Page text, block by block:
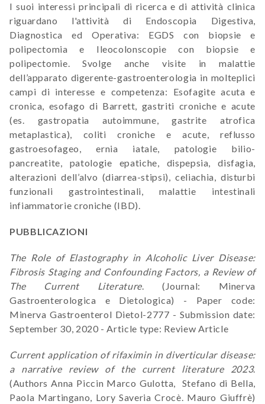
I suoi interessi principali di ricerca e di attività clinica
riguardano l'attività di Endoscopia Digestiva,
Diagnostica ed Operativa: EGDS con biopsie e
polipectomia e Ileocolonscopie con biopsie e
polipectomie. Svolge anche visite in malattie
dell’apparato digerente-gastroenterologia in molteplici
campi di interesse e competenza: Esofagite acuta e
cronica, esofago di Barrett, gastriti croniche e acute
(es. gastropatia autoimmune, gastrite atrofica
metaplastica), coliti croniche e acute, reflusso
gastroesofageo, ernia iatale, patologie bilio-
pancreatite, patologie epatiche, dispepsia, disfagia,
alterazioni dell’alvo (diarrea-stipsi), celiachia, disturbi
funzionali gastrointestinali, malattie intestinali
infiammatorie croniche (IBD).
PUBBLICAZIONI
The Role of Elastography in Alcoholic Liver Disease:
Fibrosis Staging and Confounding Factors, a Review of
The Current Literature. (Journal: Minerva
Gastroenterologica e Dietologica) - Paper code:
Minerva Gastroenterol Dietol-2777 - Submission date:
September 30, 2020 - Article type: Review Article
Current application of rifaximin in diverticular disease:
a narrative review of the current literature 2023.
(Authors Anna Piccin Marco Gulotta, Stefano di Bella,
Paola Martingano, Lory Saveria Crocè. Mauro Giuffrè)